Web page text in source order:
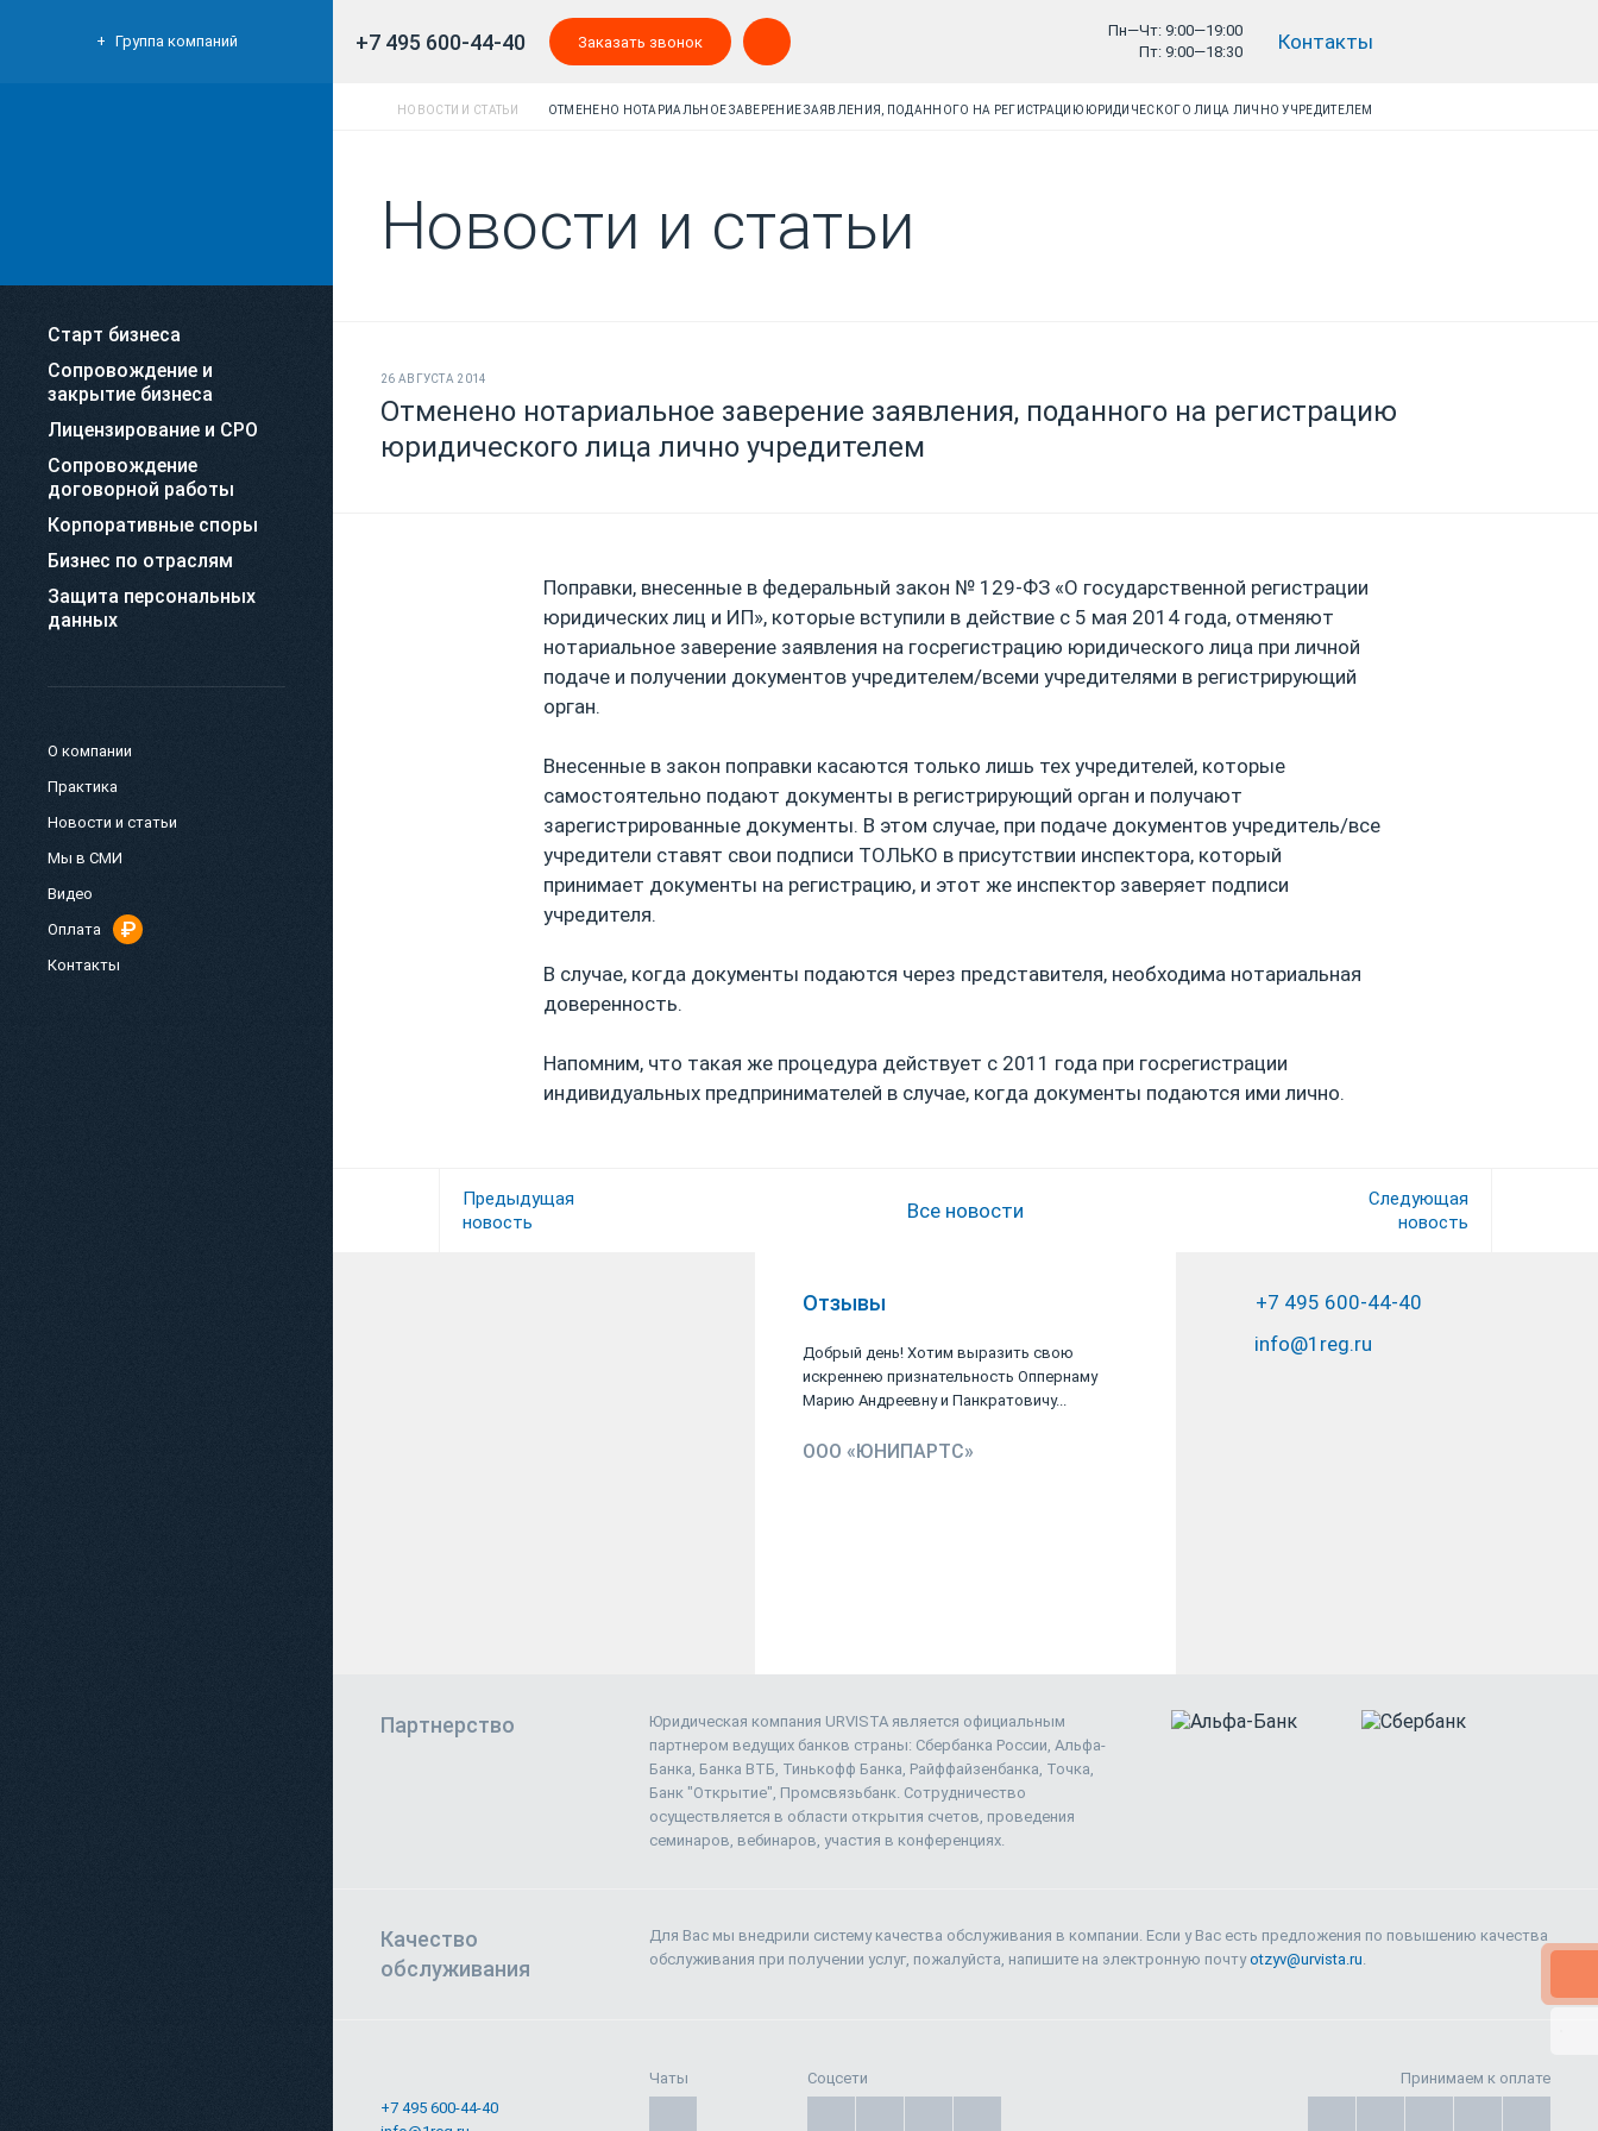
+7 495 600-44-40 Заказать звонок
Пн—Чт: 9:00—19:00
Пт: 9:00—18:30
Контакты
Группа компаний
Старт бизнеса
Сопровождение и
закрытие бизнеса
Лицензирование и СРО
Сопровождение
договорной работы
Корпоративные споры
Бизнес по отраслям
Защита персональных
данных
О компании
Практика
Новости и статьи
Мы в СМИ
Видео
Оплата
Контакты
НОВОСТИ И СТАТЬИ ОТМЕНЕНО НОТАРИАЛЬНОЕ ЗАВЕРЕНИЕ ЗАЯВЛЕНИЯ, ПОДАННОГО НА РЕГИСТРАЦИЮ ЮРИДИЧЕСКОГО ЛИЦА ЛИЧНО УЧРЕДИТЕЛЕМ
Новости и статьи
26 АВГУСТА 2014
Отменено нотариальное заверение заявления, поданного на регистрацию
юридического лица лично учредителем
Поправки, внесенные в федеральный закон № 129-ФЗ «О государственной регистрации
юридических лиц и ИП», которые вступили в действие с 5 мая 2014 года, отменяют
нотариальное заверение заявления на госрегистрацию юридического лица при личной
подаче и получении документов учредителем/всеми учредителями в регистрирующий
орган.
Внесенные в закон поправки касаются только лишь тех учредителей, которые
самостоятельно подают документы в регистрирующий орган и получают
зарегистрированные документы. В этом случае, при подаче документов учредитель/все
учредители ставят свои подписи ТОЛЬКО в присутствии инспектора, который
принимает документы на регистрацию, и этот же инспектор заверяет подписи
учредителя.
В случае, когда документы подаются через представителя, необходима нотариальная
доверенность.
Напомним, что такая же процедура действует с 2011 года при госрегистрации
индивидуальных предпринимателей в случае, когда документы подаются ими лично.
Предыдущая
новость
Все новости
Следующая
новость
Отзывы
Добрый день! Хотим выразить свою
искреннею признательность Оппернаму
Марию Андреевну и Панкратовичу...
ООО «ЮНИПАРТС»
Девушки работают очень хорошо,
+7 495 600-44-40
info@1reg.ru
Партнерство
Юридическая компания URVISTA является официальным
партнером ведущих банков страны: Сбербанка России, Альфа-
Банка, Банка ВТБ, Тинькофф Банка, Райффайзенбанка, Точка,
Банк "Открытие", Промсвязьбанк. Сотрудничество
осуществляется в области открытия счетов, проведения
семинаров, вебинаров, участия в конференциях.
Качество
обслуживания
Для Вас мы внедрили систему качества обслуживания в компании. Если у Вас есть предложения по повышению качества
обслуживания при получении услуг, пожалуйста, напишите на электронную почтуotzyv@urvista.ru.
+7 495 600-44-40
Чаты Соцсети Принимаем к оплате